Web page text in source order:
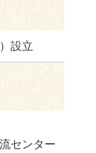
設立
センター